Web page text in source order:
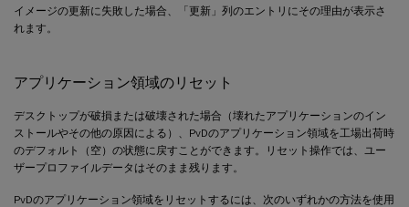
イメージの更新に失敗した場合、「更新」列のエントリにその理由が表示さ
れます。
アプリケーション領域のリセット
デスクトップが破損または破壊された場合（壊れたアプリケーションのイン
ストールやその他の原因による）、PvDのアプリケーション領域を工場出荷時
のデフォルト（空）の状態に戻すことができます。リセット操作では、ユー
ザープロファイルデータはそのまま残ります。
PvDのアプリケーション領域をリセットするには、次のいずれかの方法を使用